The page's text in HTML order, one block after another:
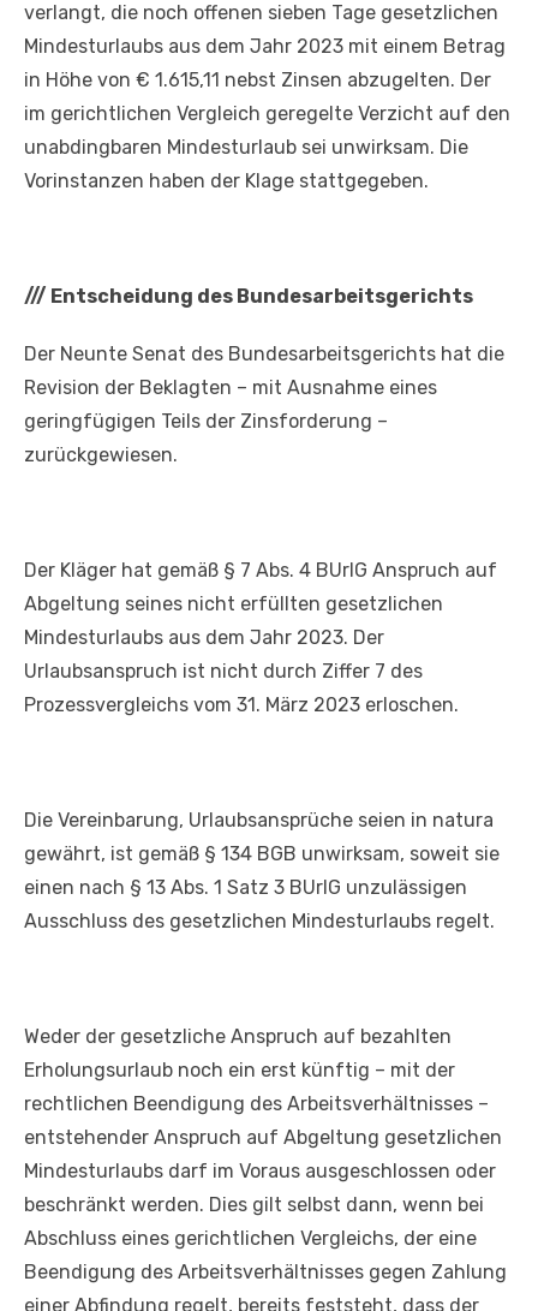
verlangt, die noch offenen sieben Tage gesetzlichen
Mindesturlaubs aus dem Jahr 2023 mit einem Betrag
in Höhe von € 1.615,11 nebst Zinsen abzugelten. Der
im gerichtlichen Vergleich geregelte Verzicht auf den
unabdingbaren Mindesturlaub sei unwirksam. Die
Vorinstanzen haben der Klage stattgegeben.
/// Entscheidung des Bundesarbeitsgerichts
Der Neunte Senat des Bundesarbeitsgerichts hat die
Revision der Beklagten – mit Ausnahme eines
geringfügigen Teils der Zinsforderung –
zurückgewiesen.
Der Kläger hat gemäß § 7 Abs. 4 BUrlG Anspruch auf
Abgeltung seines nicht erfüllten gesetzlichen
Mindesturlaubs aus dem Jahr 2023. Der
Urlaubsanspruch ist nicht durch Ziffer 7 des
Prozessvergleichs vom 31. März 2023 erloschen.
Die Vereinbarung, Urlaubsansprüche seien in natura
gewährt, ist gemäß § 134 BGB unwirksam, soweit sie
einen nach § 13 Abs. 1 Satz 3 BUrlG unzulässigen
Ausschluss des gesetzlichen Mindesturlaubs regelt.
Weder der gesetzliche Anspruch auf bezahlten
Erholungsurlaub noch ein erst künftig – mit der
rechtlichen Beendigung des Arbeitsverhältnisses –
entstehender Anspruch auf Abgeltung gesetzlichen
Mindesturlaubs darf im Voraus ausgeschlossen oder
beschränkt werden. Dies gilt selbst dann, wenn bei
Abschluss eines gerichtlichen Vergleichs, der eine
Beendigung des Arbeitsverhältnisses gegen Zahlung
einer Abfindung regelt, bereits feststeht, dass der